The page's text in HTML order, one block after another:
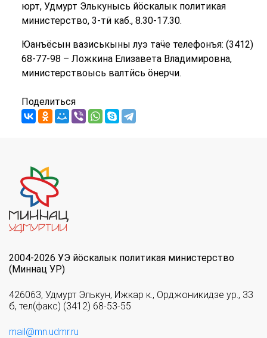
юрт, Удмурт Элькунысь йӧскалык политикая
министерство, 3-тӥ каб., 8.30-17.30.
Юанъёсын вазиськыны луэ таӵе телефонъя: (3412)
68-77-98 – Ложкина Елизавета Владимировна,
министерствоысь валтӥсь ӧнерчи.
Поделиться
2004-2026 УЭ йöскалык политикая министерство
(Миннац УР)
426063, Удмурт Элькун, Ижкар к., Орджоникидзе ур., 33
б, тел(факс) (3412) 68-53-55
mail@mn.udmr.ru